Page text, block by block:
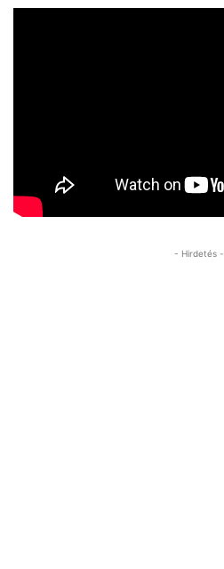
- Hirdetés -